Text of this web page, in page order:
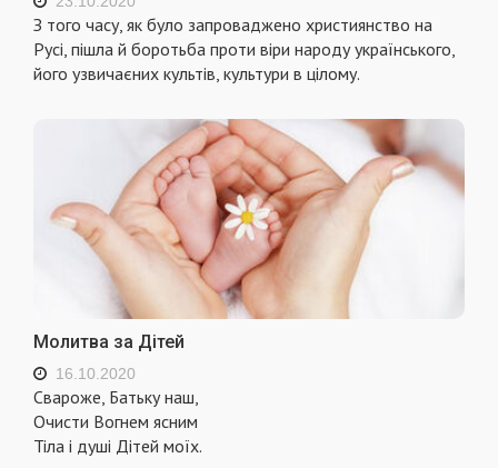
З того часу, як було запроваджено християнство на
Русі, пішла й боротьба проти віри народу українського,
його узвичаєних культів, культури в цілому.
Молитва за Дітей
16.10.2020
Свароже, Батьку наш,
Очисти Вогнем ясним
Тіла і душі Дітей моїх.